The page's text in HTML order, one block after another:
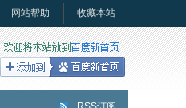
网站帮助 收藏本站